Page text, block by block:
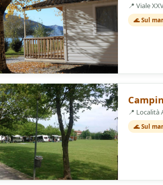
📍 Viale
🌊 Sul
3 Stelle
📍 Località
🌊 Sul